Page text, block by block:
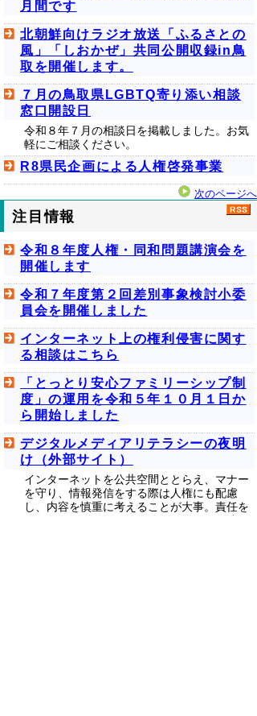
月間です
北朝鮮向けラジオ放送「ふるさとの
風」「しおかぜ」共同公開収録in鳥
取を開催します。
７月の鳥取県LGBTQ寄り添い相談
窓口開設日
令和８年７月の相談日を掲載しました。お気
軽にご相談ください。
R8県民企画による人権啓発事業
次のページへ
注目情報
令和８年度人権・同和問題講演会を
開催します
令和７年度第２回差別事象検討小委
員会を開催しました
インターネット上の権利侵害に関す
る相談はこちら
「とっとり安心ファミリーシップ制
度」の運用を令和５年１０月１日か
ら開始しました
デジタルメディアリテラシーの夜明
け（外部サイト）
インターネットを公共空間ととらえ、マナー
を守り、情報発信をする際は人権にも配慮
し、内容を慎重に考えることが大事。責任を